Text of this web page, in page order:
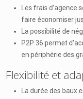
Les frais
faire économiser
La possibilité de
P2P 36 permet
en périphérie des
Flexibilité et
La durée des